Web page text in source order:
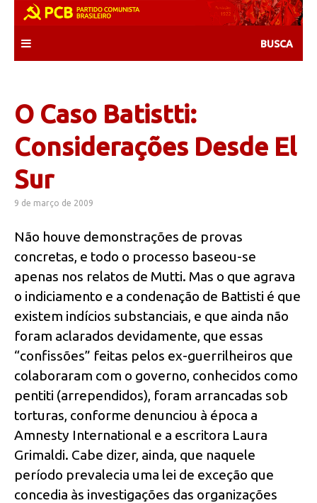
content
O Caso Batistti:
Considerações Desde El
Sur
9 de março de 2009
Não houve demonstrações de provas
concretas, e todo o processo baseou-se
apenas nos relatos de Mutti. Mas o que agrava
o indiciamento e a condenação de Battisti é que
existem indícios substanciais, e que ainda não
foram aclarados devidamente, que essas
“confissões” feitas pelos ex-guerrilheiros que
colaboraram com o governo, conhecidos como
pentiti (arrependidos), foram arrancadas sob
torturas, conforme denunciou à época a
Amnesty International e a escritora Laura
Grimaldi. Cabe dizer, ainda, que naquele
período prevalecia uma lei de exceção que
concedia às investigações das organizações